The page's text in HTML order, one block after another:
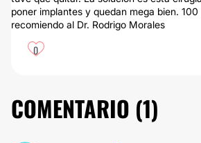
poner implantes y quedan mega bien.
recomiendo al Dr. Rodrigo Morales
0
COMENTARIO (1)